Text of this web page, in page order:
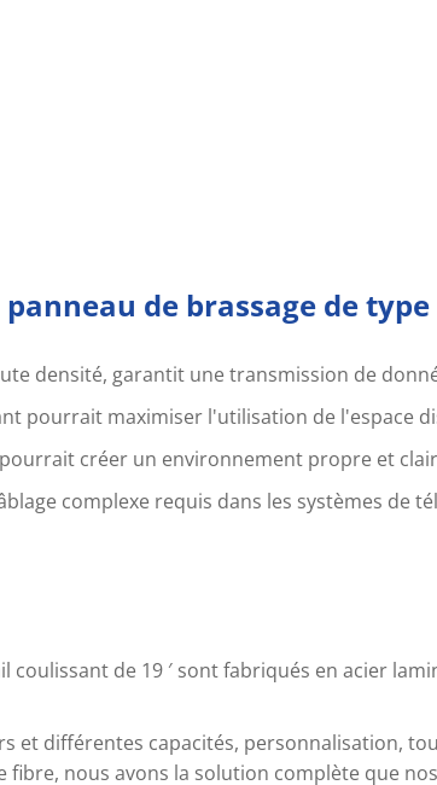
de brassage de
densité, garantit une transmission de
pourrait maximiser l'utilisation de l'espace
créer un environnement propre et
complexe requis dans les systèmes de
de 19 ′ sont fabriqués en acier
différentes capacités, personnalisation,
nous avons la solution complète que